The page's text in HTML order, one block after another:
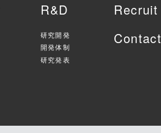
R&D
研究開発
開発体制
研究発表
Recruit
Contact